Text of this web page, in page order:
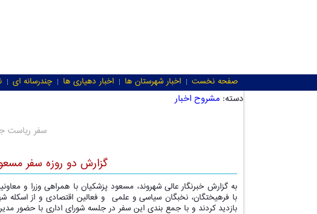
صفحه نخست اخبار شهرستان ها اخبار دهیاری ها چندرسانه ای
دسته: مشروح اخبار
سفر ریاست
گزارش دو روزه سفر
به گزارش خبرنگار عالی شهروند، مسعود پزشکیان با همراهی وزرا و
با فرهیختگان، نخبگان سیاسی و علمی و فعالین اقتصادی و از اسکله
بازدید کردند و با جمع بندی این سفر در جلسه شورای اداری با حضور